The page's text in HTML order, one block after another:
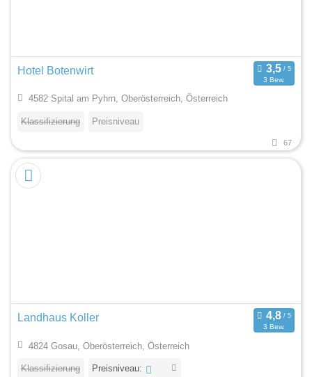
Hotel Botenwirt
3 Bew.
4582 Spital am Pyhrn, Oberösterreich, Österreich
Klassifizierung Preisniveau
67
Landhaus Koller
3 Bew.
4824 Gosau, Oberösterreich, Österreich
Klassifizierung Preisniveau: